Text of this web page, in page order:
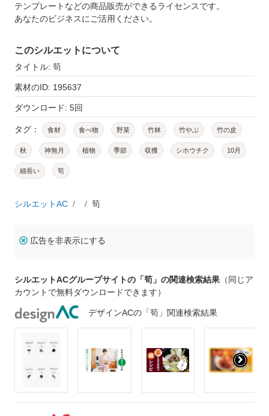
テンプレートなどの商品販売ができるライセンスです。
あなたのビジネスにご活用ください。
このシルエットについて
タイトル: 筍
素材のID: 195637
ダウンロード: 5回
タグ： 食材 食べ物 野菜 竹林 竹やぶ 竹の皮
秋 神無月 植物 季節 収獲 シホウチク 10月
細長い 筍
シルエットAC 筍
広告を非表示にする
シルエットACグループサイトの「筍」の関連検索結果 （同じア
カウントで無料ダウンロードできます）
デザインACの「筍」関連検索結果